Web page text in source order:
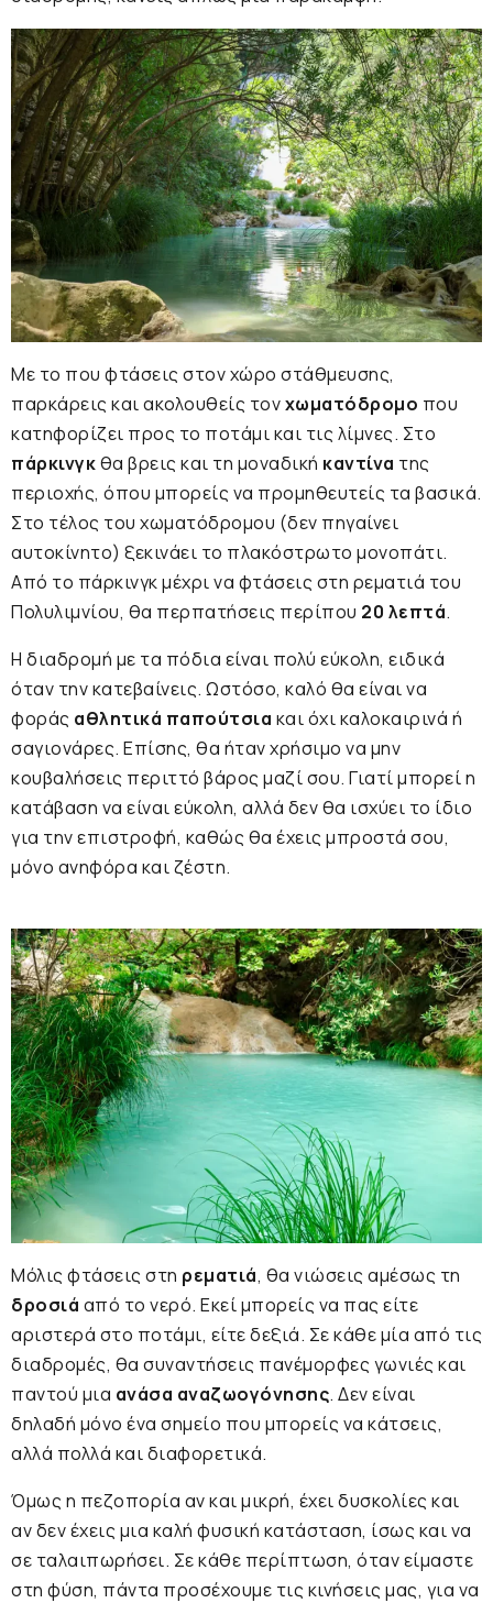
Με το που φτάσεις στον χώρο στάθμευσης,
παρκάρεις και ακολουθείς τονχωματόδρομο που
κατηφορίζει προς το ποτάμι και τις λίμνες. Στο
πάρκινγκθα βρεις και τη μοναδική καντίνα της
περιοχής, όπου μπορείς να προμηθευτείς τα βασικά.
Στο τέλος του χωματόδρομου (δεν πηγαίνει
αυτοκίνητο) ξεκινάει το πλακόστρωτο μονοπάτι.
Από το πάρκινγκ μέχρι να φτάσεις στη ρεματιά του
Πολυλιμνίου, θα περπατήσεις περίπου 20 λεπτά.
Η διαδρομή με τα πόδια είναι πολύ εύκολη, ειδικά
όταν την κατεβαίνεις. Ωστόσο, καλό θα είναι να
φοράς αθλητικά παπούτσια και όχι καλοκαιρινά ή
σαγιονάρες. Επίσης, θα ήταν χρήσιμο να μην
κουβαλήσεις περιττό βάρος μαζί σου. Γιατί μπορεί η
κατάβαση να είναι εύκολη, αλλά δεν θα ισχύει το ίδιο
για την επιστροφή, καθώς θα έχεις μπροστά σου,
μόνο ανηφόρα και ζέστη.
Μόλις φτάσεις στη ρεματιά, θα νιώσεις αμέσως τη
δροσιά από το νερό. Εκεί μπορείς να πας είτε
αριστερά στο ποτάμι, είτε δεξιά. Σε κάθε μία από τις
διαδρομές, θα συναντήσεις πανέμορφες γωνιές και
παντού μια ανάσα αναζωογόνησης. Δεν είναι
δηλαδή μόνο ένα σημείο που μπορείς να κάτσεις,
αλλά πολλά και διαφορετικά.
Όμως η πεζοπορία αν και μικρή, έχει δυσκολίες και
αν δεν έχεις μια καλή φυσική κατάσταση, ίσως και να
σε ταλαιπωρήσει. Σε κάθε περίπτωση, όταν είμαστε
στη φύση, πάντα προσέχουμε τις κινήσεις μας, για να